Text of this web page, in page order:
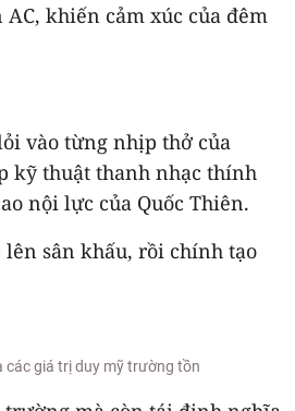
khiến cảm xúc của đêm
vào từng nhịp thở của
kỹ thuật thanh nhạc thính
nội lực của Quốc Thiên.
sân khấu, rồi chính tạo
các giá trị duy mỹ trường tồn